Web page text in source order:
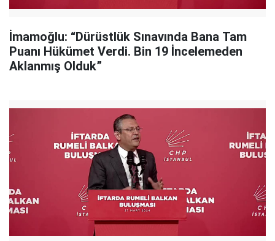
İmamoğlu: “Dürüstlük Sınavında Bana Tam
Puanı Hükümet Verdi. Bin 19 İncelemeden
Aklanmış Olduk”